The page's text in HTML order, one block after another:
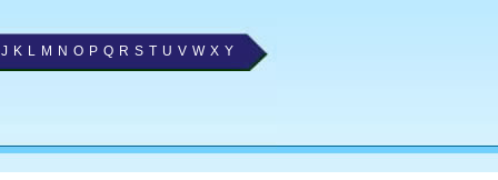
J K L M N O P Q R S T U V W X Y